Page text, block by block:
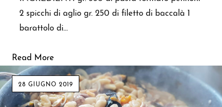
2 spicchi di aglio gr. 250 di filetto di baccalà 1
barattolo di…
Read More
28 GIUGNO 2019